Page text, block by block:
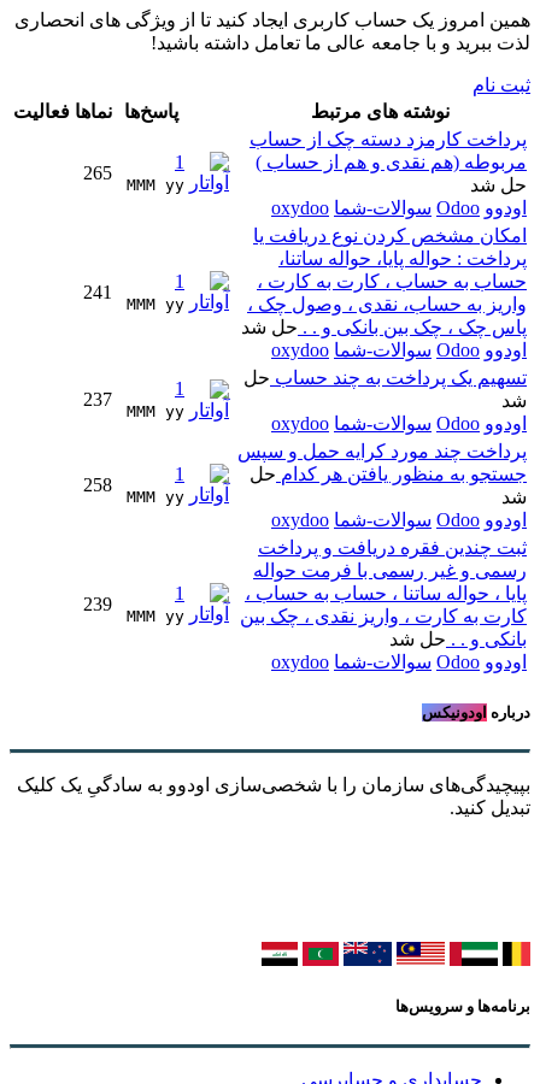
همین امروز یک حساب کاربری ایجاد کنید تا از ویژگی های انحصاری
لذت ببرید و با جامعه عالی ما تعامل داشته باشید!
ثبت نام
نوشته های مرتبط
پاسخ‌ها نماها فعالیت
پرداخت کارمزد دسته چک از حساب
مربوطه (هم نقدی و هم از حساب )
حل شد
اودوو Odoo سوالات-شما oxydoo
1
MMM yy
265
امکان مشخص کردن نوع دریافت یا
پرداخت : حواله پایا، حواله ساتنا،
حساب به حساب ، کارت به کارت ،
واریز به حساب، نقدی ، وصول چک ،
پاس چک ، چک بین بانکی و . . حل شد
اودوو Odoo سوالات-شما oxydoo
1
MMM yy
241
تسهیم یک پرداخت به چند حساب حل
شد
اودوو Odoo سوالات-شما oxydoo
1
MMM yy
237
پرداخت چند مورد کرایه حمل و سپس
جستجو به منظور یافتن هر کدام حل
شد
اودوو Odoo سوالات-شما oxydoo
1
MMM yy
258
ثبت چندین فقره دریافت و پرداخت
رسمی و غیر رسمی با فرمت حواله
پایا ، حواله ساتنا ، حساب به حساب ،
کارت به کارت ، واریز نقدی ، چک بین
بانکی و . . حل شد
اودوو Odoo سوالات-شما oxydoo
1
MMM yy
239
درباره اودونیکس
بپیچیدگی‌های سازمان را با شخصی‌سازی اودوو به سادگیِ یک کلیک
تبدیل کنید.
برنامه‌ها و سرویس‌ها
حسابداری و حسابرسی